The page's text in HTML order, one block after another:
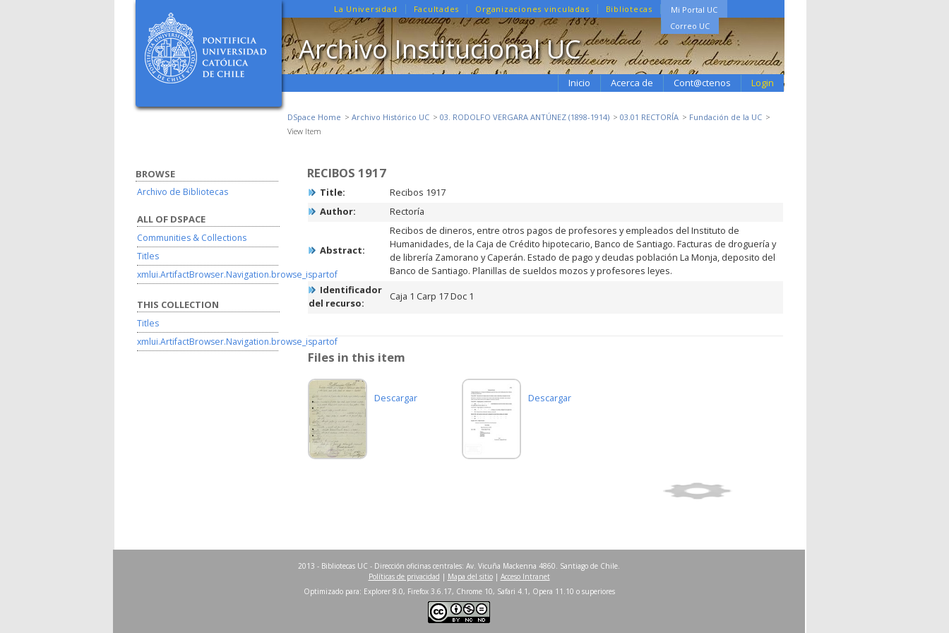
Mi Portal UC
Correo UC
La Universidad Facultades Organizaciones vinculadas Bibliotecas
Archivo Institucional UC
Login
Inicio Acerca de Cont@ctenos
DSpace Home Archivo Histórico UC 03. RODOLFO VERGARA ANTÚNEZ (1898-1914) 03.01 RECTORÍA
Fundación de la UC
View Item
RECIBOS 1917
Title:
Recibos 1917
Author:
Rectoría
Abstract:
Recibos de dineros, entre otros pagos de profesores y empleados del Instituto de
Humanidades, de la Caja de Crédito hipotecario, Banco de Santiago. Facturas de droguería y
de librería Zamorano y Caperán. Estado de pago y deudas población La Monja, deposito del
Banco de Santiago. Planillas de sueldos mozos y profesores leyes.
Identificador
del recurso:
Caja 1 Carp 17 Doc 1
Files in this item
Descargar Descargar
Show full item record
BROWSE
Archivo de Bibliotecas
ALL OF DSPACE
Communities & Collections
Titles
xmlui.ArtifactBrowser.Navigation.browse_ispartof
THIS COLLECTION
Titles
xmlui.ArtifactBrowser.Navigation.browse_ispartof
2013 - Bibliotecas UC - Dirección oficinas centrales: Av. Vicuña Mackenna 4860. Santiago de Chile.
Políticas de privacidad | Mapa del sitio| Acceso Intranet
Optimizado para: Explorer 8.0, Firefox 3.6.17, Chrome 10, Safari 4.1, Opera 11.10 o superiores